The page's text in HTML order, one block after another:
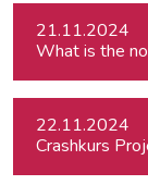
21.11.2024
22.11.2024
Crashkurs